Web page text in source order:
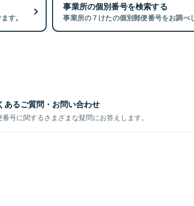
す。
事業所の個別番号を検索する
事業所の７けたの個別郵便番号をお調べ
あるご質問・お問い合わせ
番号に関するさまざまな疑問にお答えします。